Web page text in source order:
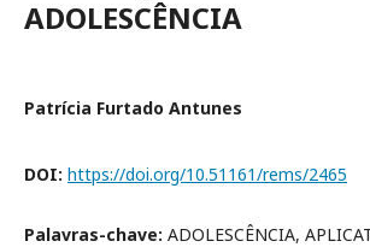
ADOLESCÊNCIA
Patrícia Furtado Antunes
DOI: https://doi.org/10.51161/rems/2465
Palavras-chave: ADOLESCÊNCIA,